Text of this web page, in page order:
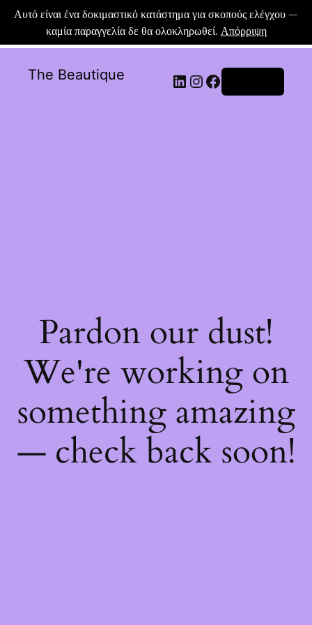
Αυτό είναι ένα δοκιμαστικό κατάστημα για σκοπούς ελέγχου —
καμία παραγγελία δε θα ολοκληρωθεί. Απόρριψη
The Beautique
Pardon our dust!
We're working on
something amazing
— check back soon!